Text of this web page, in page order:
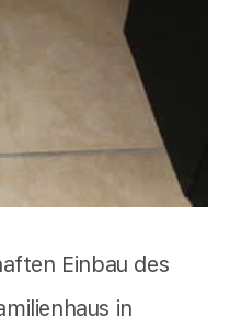
Einbau des
in